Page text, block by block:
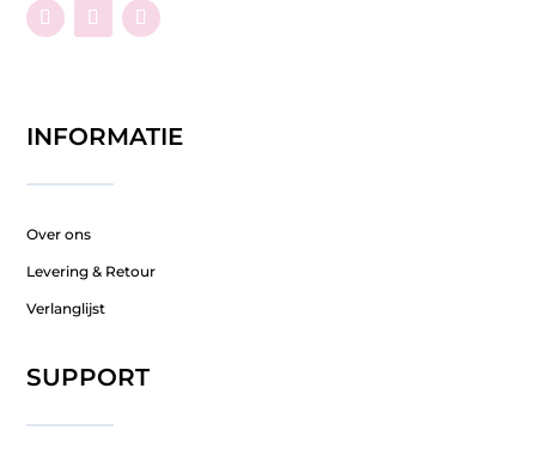
INFORMATIE
Over ons
Levering & Retour
Verlanglijst
SUPPORT